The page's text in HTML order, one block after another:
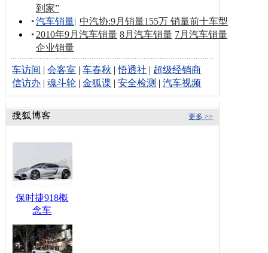
到家”
汽车销量| 中汽协:9月销量155万 销量前十车型
2010年9月汽车销量 8月汽车销量 7月汽车销量
企业销量
车访间 |会客室 |车春秋 |悟透社 | 超级经销商
信访办 |魂斗轮 |金狐谍 |安全检测 |汽车视频
更多 >>
保时捷918概
念车